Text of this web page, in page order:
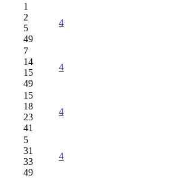
1
2
5
49
4
7
14
15
49
4
15
18
23
41
4
5
31
33
49
4